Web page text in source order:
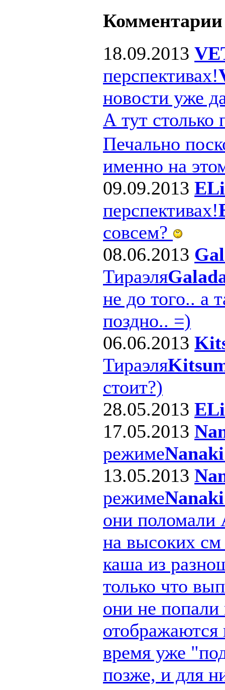
Комментарии
18.09.2013
перспективах!
новости уже
А тут
Печально
именно на
09.09.2013 ELi
перспективах!
совсем?
08.06.2013
Тираэля
не до того.. а
поздно.. =)
06.06.2013
Тираэля
стоит?)
28.05.2013 ELi
17.05.2013
режиме
13.05.2013
режиме
они поломали
на высоких
каша из
только что
они не попали
время уже
позже, и для